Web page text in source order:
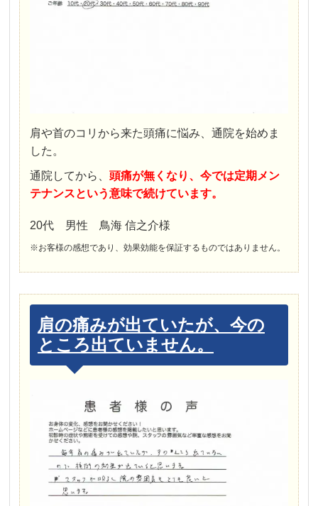
肩や首のコリから来た頭痛に悩み、通院を始めま
した。
通院してから、頭痛が無くなり、今では定期メン
テナンスという意味で続けています。
20代 男性 鳥海 信之介様
※お客様の感想であり、効果効能を保証するものではありません。
肩の痛みが出ていたが、今の
ところ出ていません。